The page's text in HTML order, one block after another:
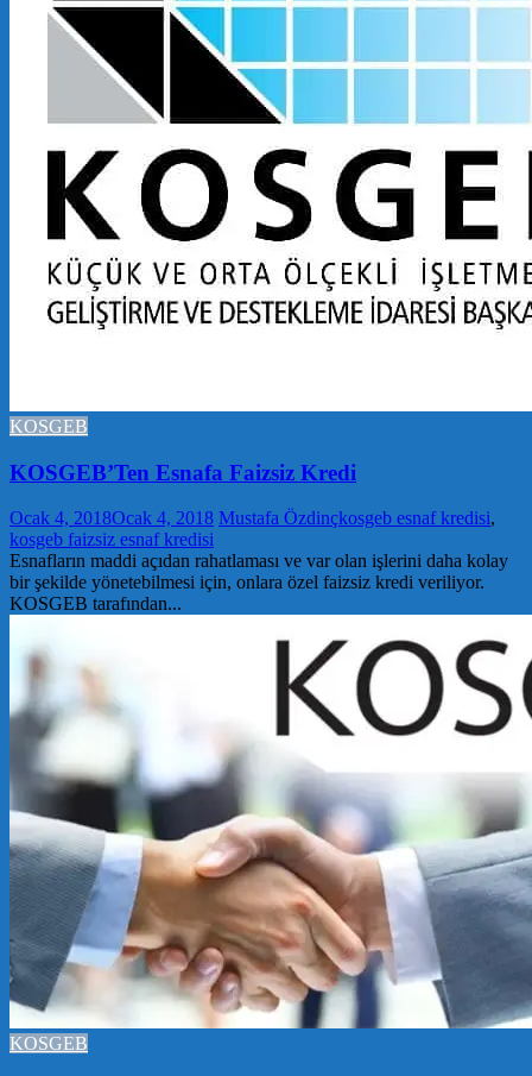
KOSGEB
KOSGEB’Ten Esnafa Faizsiz Kredi
Ocak 4, 2018Ocak 4, 2018 Mustafa Özdinçkosgeb esnaf kredisi,
kosgeb faizsiz esnaf kredisi
Esnafların maddi açıdan rahatlaması ve var olan işlerini daha kolay
bir şekilde yönetebilmesi için, onlara özel faizsiz kredi veriliyor.
KOSGEB tarafından...
KOSGEB